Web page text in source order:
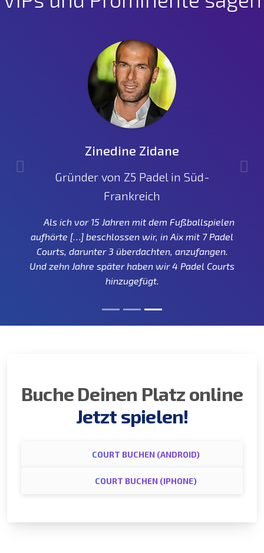
Zinedine Zidane
Gründer von Z5 Padel in Süd-
Frankreich
Als ich vor 15 Jahren mit dem Fußballspielen
aufhörte […] beschlossen wir, in Aix mit 7 Padel
Courts, darunter 3 überdachten, anzufangen.
Und zehn Jahre später haben wir 4 Padel Courts
hinzugefügt.
Buche Deinen Platz online
Jetzt spielen!
COURT BUCHEN (ANDROID)
COURT BUCHEN (IPHONE)